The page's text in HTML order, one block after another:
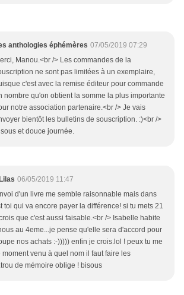
anthologies éphémères 07/05/2019 07:29
Manou.<br /> Les commandes de la
ne sont pas limitées à un exemplaire,
c'est avec la remise éditeur pour commande
nombre qu'on obtient la somme la plus importante
notre association partenaire.<br /> Je vais
bientôt les bulletins de souscription. :)<br />
et douce journée.
06/05/2019 11:47
d'un livre me semble raisonnable mais dans
toi qui va encore payer la différence! si tu mets 21
que c'est aussi faisable.<br /> Isabelle habite
au 4eme...je pense qu'elle sera d'accord pour
nos achats :-))))) enfin je crois.lol ! peux tu me
venu à quel nom il faut faire les
de mémoire oblige ! bisous